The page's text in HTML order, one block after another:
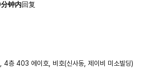
钟内回复
4층 403 에이호, 비호(신사동, 제이비 미소빌딩)